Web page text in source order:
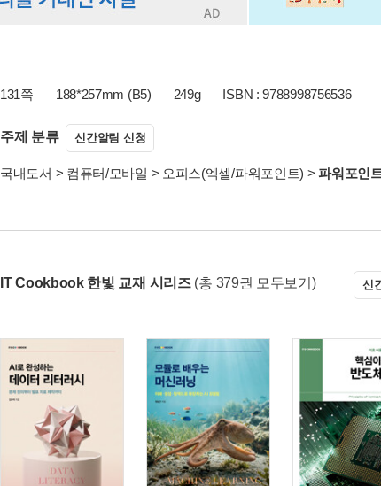
131쪽 188*257mm (B5) 249g ISBN : 9788998756536
주제 분류 신간알림 신청
국내도서 > 컴퓨터/모바일 > 오피스(엑셀/파워포인트) >파워포인
IT Cookbook 한빛 교재 시리즈 (총 379권 모두보기) 신